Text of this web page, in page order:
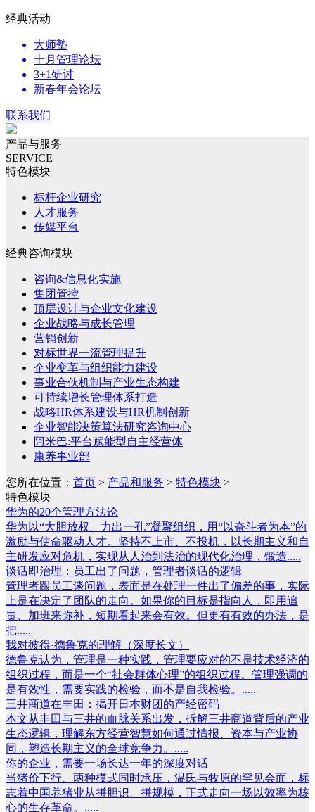
经典活动
大师塾
十月管理论坛
3+1研讨
新春年会论坛
联系我们
产品与服务
SERVICE
特色模块
标杆企业研究
人才服务
传媒平台
经典咨询模块
咨询&信息化实施
集团管控
顶层设计与企业文化建设
企业战略与成长管理
营销创新
对标世界一流管理提升
企业变革与组织能力建设
事业合伙机制与产业生态构建
可持续增长管理体系打造
战略HR体系建设与HR机制创新
企业智能决策算法研究咨询中心
阿米巴:平台赋能型自主经营体
康养事业部
您所在位置： 首页 > 产品和服务 > 特色模块 >
特色模块
华为的20个管理方法论
华为以“大胆放权、力出一孔”凝聚组织，用“以奋斗者为本”的
激励与使命驱动人才。坚持不上市、不投机，以长期主义和自
主研发应对危机，实现从人治到法治的现代化治理，锻造.....
谈话即治理：员工出了问题，管理者谈话的逻辑
管理者跟员工谈问题，表面是在处理一件出了偏差的事，实际
上是在决定了团队的走向。如果你的目标是指向人，即用追
责、加班来弥补，短期看起来会有效。但更有有效的办法，是
把.....
我对彼得·德鲁克的理解（深度长文）
德鲁克认为，管理是一种实践，管理要应对的不是技术经济的
组织过程，而是一个“社会群体心理”的组织过程。管理强调的
是有效性，需要实践的检验，而不是自我检验。.....
三井商道在丰田：揭开日本财团的产经密码
本文从丰田与三井的血脉关系出发，拆解三井商道背后的产业
生态逻辑，理解东方经营智慧如何通过情报、资本与产业协
同，塑造长期主义的全球竞争力。.....
你的企业，需要一场长达一年的深度对话
当猪价下行、两种模式同时承压，温氏与牧原的罕见会面，标
志着中国养猪业从拼胆识、拼规模，正式走向一场以效率为核
心的生存革命。.....